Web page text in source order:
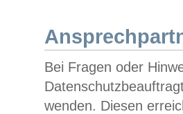
Bei Fragen oder
wenden. Diesen